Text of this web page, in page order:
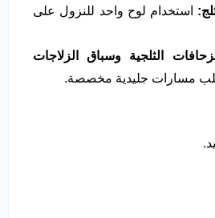
استخدام لوح واحد للنزول على
الثلجية
وسباق الزلاجات
مسارات جليدية مخصصة.